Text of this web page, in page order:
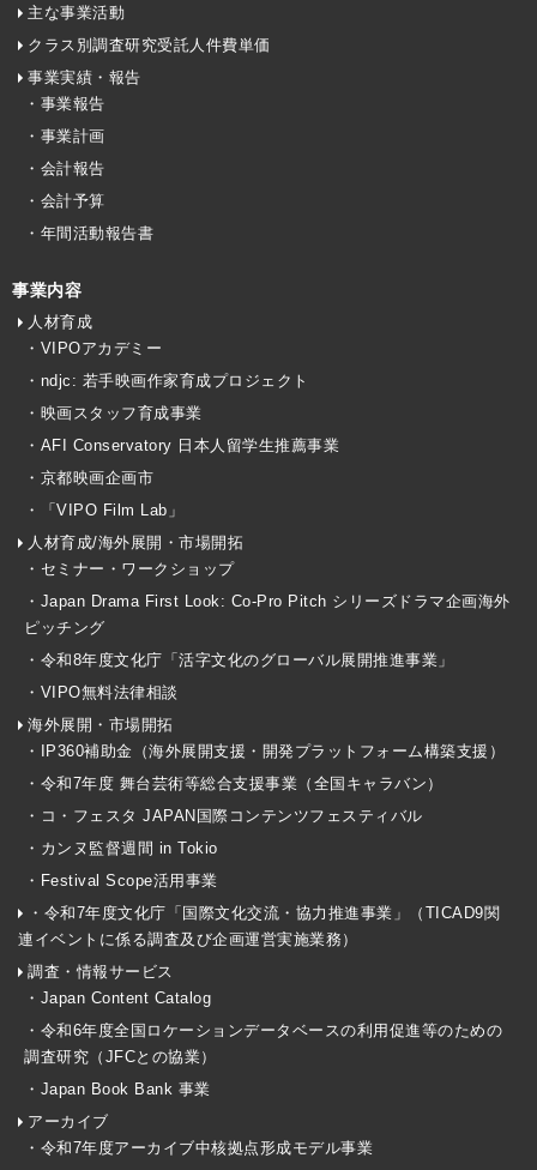
主な事業活動
クラス別調査研究受託人件費単価
事業実績・報告
・事業報告
・事業計画
・会計報告
・会計予算
・年間活動報告書
事業内容
人材育成
・VIPOアカデミー
・ndjc: 若手映画作家育成プロジェクト
・映画スタッフ育成事業
・AFI Conservatory 日本人留学生推薦事業
・京都映画企画市
・「VIPO Film Lab」
人材育成/海外展開・市場開拓
・セミナー・ワークショップ
・Japan Drama First Look: Co-Pro Pitch シリーズドラマ企画海外
ピッチング
・令和8年度文化庁「活字文化のグローバル展開推進事業」
・VIPO無料法律相談
海外展開・市場開拓
・IP360補助金（海外展開支援・開発プラットフォーム構築支援）
・令和7年度 舞台芸術等総合支援事業（全国キャラバン）
・コ・フェスタ JAPAN国際コンテンツフェスティバル
・カンヌ監督週間 in Tokio
・Festival Scope活用事業
・令和7年度文化庁「国際文化交流・協力推進事業」（TICAD9関
連イベントに係る調査及び企画運営実施業務）
調査・情報サービス
・Japan Content Catalog
・令和6年度全国ロケーションデータベースの利用促進等のための
調査研究（JFCとの協業）
・Japan Book Bank 事業
アーカイブ
・令和7年度アーカイブ中核拠点形成モデル事業